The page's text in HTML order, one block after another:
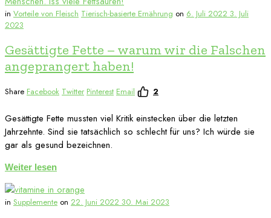
in Vorteile von Fleisch Tierisch-basierte Ernährung on 6. Juli 2022 3. Juli
2023
Gesättigte Fette – warum wir die Falschen
angeprangert haben!
Share Facebook Twitter Pinterest Email 2
Gesättigte Fette mussten viel Kritik einstecken über die letzten
Jahrzehnte. Sind sie tatsächlich so schlecht für uns? Ich würde sie
gar als gesund bezeichnen.
Weiter lesen
in Supplemente on 22. Juni 2022 30. Mai 2023